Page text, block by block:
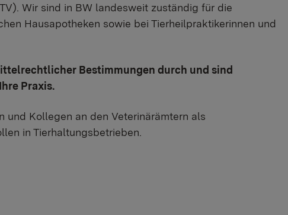
Wir sind in BW landesweit zuständig für die
Hausapotheken sowie bei Tierheilpraktikerinnen und
Bestimmungen durch und sind
Praxis.
und Kollegen an den Veterinärämtern als
in Tierhaltungsbetrieben.